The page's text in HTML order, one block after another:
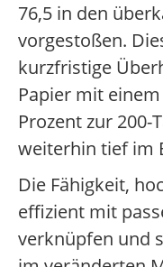
76,5 in den
vorgestoßen.
kurzfristige
Papier mit
Prozent zur 200-
weiterhin tief im
Die Fähigkeit,
effizient mit
verknüpfen und